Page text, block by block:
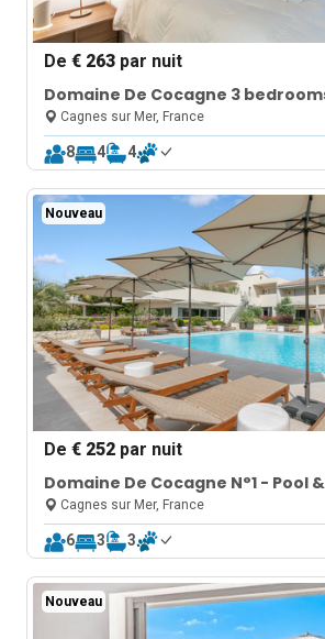
De€ 263 par nuit
Domaine De Cocagne 3
Cagnes sur Mer, France
8 4 4
Nouveau
De€ 252 par nuit
Domaine De Cocagne N°1 - Pool
Cagnes sur Mer, France
6 3 3
Nouveau